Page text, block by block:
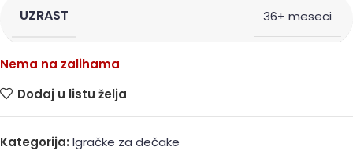
UZRAST 36+ meseci
Nema na zalihama
Dodaj u listu želja
Kategorija: Igračke za dečake